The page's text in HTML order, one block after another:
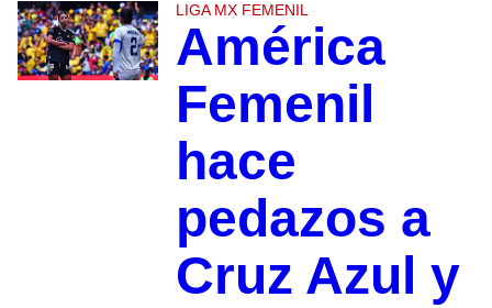
LIGA MX FEMENIL
América
Femenil
hace
pedazos a
Cruz Azul y